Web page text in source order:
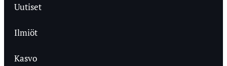
Uutiset
Ilmiöt
Kasvo